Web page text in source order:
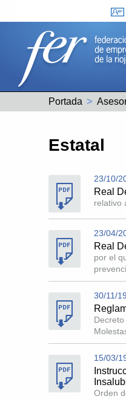
Portada
Estatal
23/10/
Real
relativo
23/04/
Real
por el
30/11/
15/03/
Orden